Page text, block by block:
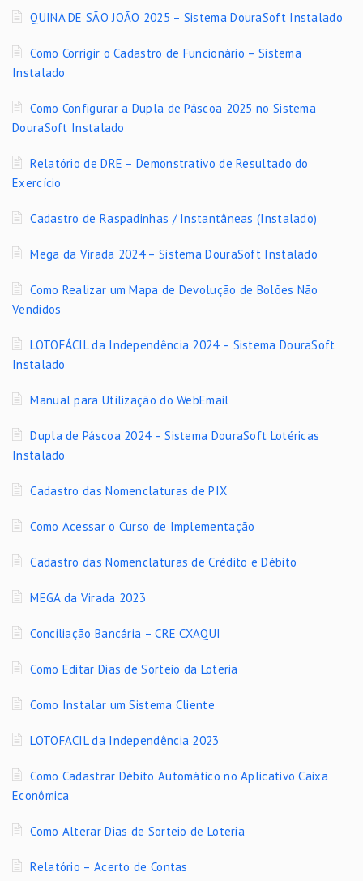
QUINA DE SÃO JOÃO 2025 – Sistema DouraSoft Instalado
Como Corrigir o Cadastro de Funcionário – Sistema
Instalado
Como Configurar a Dupla de Páscoa 2025 no Sistema
DouraSoft Instalado
Relatório de DRE – Demonstrativo de Resultado do
Exercício
Cadastro de Raspadinhas / Instantâneas (Instalado)
Mega da Virada 2024 – Sistema DouraSoft Instalado
Como Realizar um Mapa de Devolução de Bolões Não
Vendidos
LOTOFÁCIL da Independência 2024 – Sistema DouraSoft
Instalado
Manual para Utilização do WebEmail
Dupla de Páscoa 2024 – Sistema DouraSoft Lotéricas
Instalado
Cadastro das Nomenclaturas de PIX
Como Acessar o Curso de Implementação
Cadastro das Nomenclaturas de Crédito e Débito
MEGA da Virada 2023
Conciliação Bancária – CRE CXAQUI
Como Editar Dias de Sorteio da Loteria
Como Instalar um Sistema Cliente
LOTOFACIL da Independência 2023
Como Cadastrar Débito Automático no Aplicativo Caixa
Econômica
Como Alterar Dias de Sorteio de Loteria
Relatório – Acerto de Contas